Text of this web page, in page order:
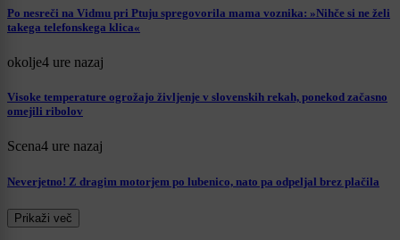
Po nesreči na Vidmu pri Ptuju spregovorila mama voznika: »Nihče si ne želi
takega telefonskega klica«
okolje4 ure nazaj
Visoke temperature ogrožajo življenje v slovenskih rekah, ponekod začasno
omejili ribolov
Scena4 ure nazaj
Neverjetno! Z dragim motorjem po lubenico, nato pa odpeljal brez plačila
Prikaži več